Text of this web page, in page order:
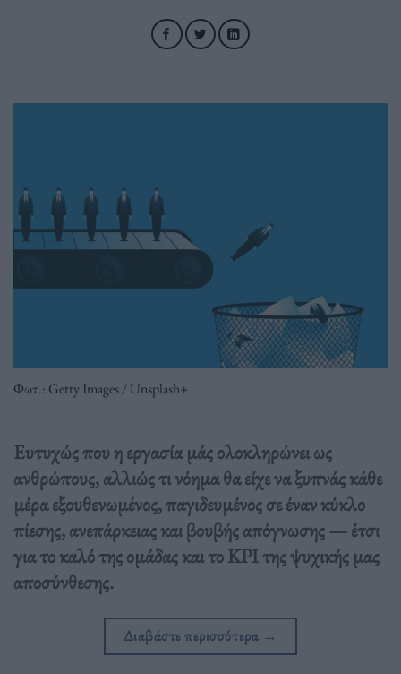
Φωτ.: Getty Images / Unsplash+
Ευτυχώς που η εργασία μάς ολοκληρώνει ως
ανθρώπους, αλλιώς τι νόημα θα είχε να ξυπνάς κάθε
μέρα εξουθενωμένος, παγιδευμένος σε έναν κύκλο
πίεσης, ανεπάρκειας και βουβής απόγνωσης — έτσι
για το καλό της ομάδας και το KPI της ψυχικής μας
αποσύνθεσης.
Διαβάστε περισσότερα →